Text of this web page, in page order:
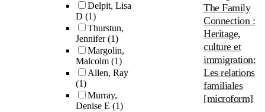
Delpit, Lisa
D (1)
Thurstun,
Jennifer(1)
Margolin,
Malcolm (1)
Allen, Ray
(1)
Murray,
Denise E (1)
The Family
Connection :
Heritage,
culture et
immigration:
Les relations
familiales
[microform]